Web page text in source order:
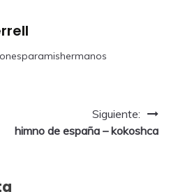
Siguiente:
himno de españa – kokoshca